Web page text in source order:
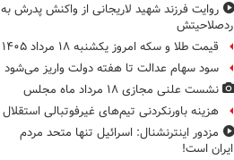
روایت فرزند شهید لاریجانی از واکنش پدرش به
ردصلاحیتش
قیمت طلا و سکه امروز یکشنبه ۱۸ مرداد ۱۴۰۵
سود سهام عدالت تا هفته دولت واریز می‌شود
نشست علنی مجازی ۱۸ مرداد ماه مجلس
هزینه باورنکردنی تیم‌های غیرفوتبالی استقلال
مزدور اینترنشنال: اسرائیل تنها متحد مردم
ایران است!